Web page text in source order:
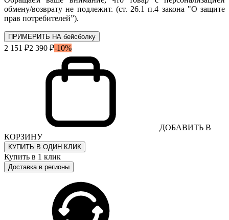
обмену/возврату не подлежит. (ст. 26.1 п.4 закона "О защите
прав потребителей”).
ПРИМЕРИТЬ НА бейсболку
2 151 ₽2 390 ₽-10%
ДОБАВИТЬ В
КОРЗИНУ
КУПИТЬ В ОДИН КЛИК
Купить в 1 клик
Доставка в регионы